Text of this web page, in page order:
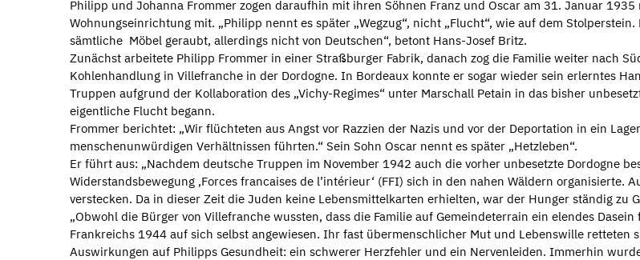
Philipp und Johanna Frommer zogen daraufhin mit ihren Söhnen Franz und Oscar am 31. Januar
Wohnungseinrichtung mit. „Philipp nennt es später „Wegzug“, nicht „Flucht“, wie auf dem
sämtliche Möbel geraubt, allerdings nicht von Deutschen“, betont Hans-Josef Britz.
Zunächst arbeitete Philipp Frommer in einer Straßburger Fabrik, danach zog die Familie weiter nach
Kohlenhandlung in Villefranche in der Dordogne. In Bordeaux konnte er sogar wieder sein erlerntes
Truppen aufgrund der Kollaboration des „Vichy-Regimes“ unter Marschall Petain in das bisher
eigentliche Flucht begann.
Frommer berichtet: „Wir flüchteten aus Angst vor Razzien der Nazis und vor der Deportation in ein
menschenunwürdigen Verhältnissen führten.“ Sein Sohn Oscar nennt es später „Hetzleben“.
Er führt aus: „Nachdem deutsche Truppen im November 1942 auch die vorher unbesetzte Dordogne
Widerstandsbewegung ‚Forces francaises de l’intérieur‘ (FFI) sich in den nahen Wäldern organisierte.
verstecken. Da in dieser Zeit die Juden keine Lebensmittelkarten erhielten, war der Hunger ständig zu
„Obwohl die Bürger von Villefranche wussten, dass die Familie auf Gemeindeterrain ein elendes
Frankreichs 1944 auf sich selbst angewiesen. Ihr fast übermenschlicher Mut und Lebenswille retteten
Auswirkungen auf Philipps Gesundheit: ein schwerer Herzfehler und ein Nervenleiden. Immerhin